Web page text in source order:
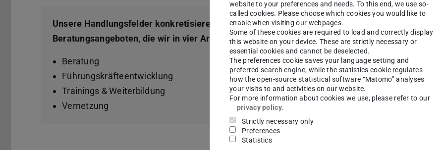
Unsere Handlungsfelder konkretisieren sich in zahlreichen Veranstaltungs- und
Beratungsangeboten, die wir in vier Arbeitsschwerpunkten unterscheiden:
Beratung
Führungskräfteentwicklung
Trainings & Weiterbildung
Vernetzung
website to your preferences and needs. To this end, we use so-
called cookies. Please choose which cookies you would like to
enable when visiting our webpages.
Some of these cookies are required to load and correctly display
this website on your device. These are strictly necessary or
essential cookies and cannot be deselected.
The preferences cookie saves your language setting and
preferred search engine, while the statistics cookie regulates
how the open-source statistical software “Matomo” analyses
your visits to and activities on our website.
For more information about cookies we use, please refer to our
privacy policy.
Strictly necessary only
Preferences
Statistics